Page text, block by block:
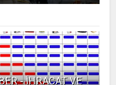
- İHRACAT VE